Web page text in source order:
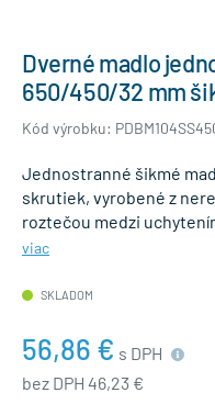
Dverné madlo
650/450/32 mm
Kód výrobku:
Jednostranné šikmé
skrutiek, vyrobené z
roztečou medzi
viac
SKLADOM
56,86 € s DPH
bez DPH 46,23 €